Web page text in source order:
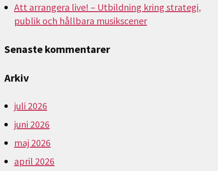
Att arrangera live! – Utbildning kring strategi,
publik och hållbara musikscener
Senaste kommentarer
Arkiv
juli 2026
juni 2026
maj 2026
april 2026